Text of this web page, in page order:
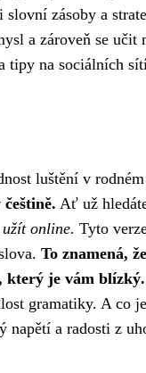
zásoby a
a zároveň se
tipy na sociálních
luštění v
Ať už
online. Tyto
To znamená,
který je vám blízký.
gramatiky. A co
napětí a radosti z